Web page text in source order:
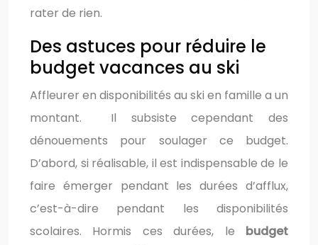
rater de rien.
Des astuces pour réduire le
budget vacances au ski
Affleurer en disponibilités au ski en famille a un
montant. Il subsiste cependant des
dénouements pour soulager ce budget.
D’abord, si réalisable, il est indispensable de le
faire émerger pendant les durées d’afflux,
c’est-à-dire pendant les disponibilités
scolaires. Hormis ces durées, le budget